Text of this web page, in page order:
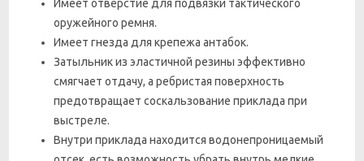
Имеет отверстие для подвязки тактического
оружейного ремня.
Имеет гнезда для крепежа антабок.
Затыльник из эластичной резины эффективно
смягчает отдачу, а ребристая поверхность
предотвращает соскальзование приклада при
выстреле.
Внутри приклада находится водонепроницаемый